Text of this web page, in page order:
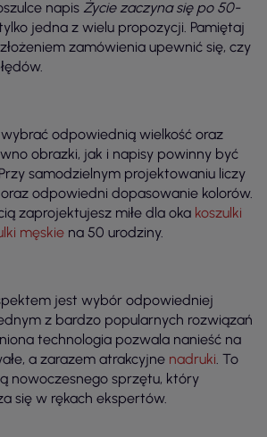
napis Życie zaczyna się po 50-
jedna z wielu propozycji. Pamiętaj
zamówienia upewnić się, czy
odpowiednią wielkość oraz
obrazki, jak i napisy powinny być
samodzielnym projektowaniu liczy
oraz odpowiedni dopasowanie kolorów.
zaprojektujesz miłe dla oka koszulki
męskie na 50 urodziny.
jest wybór odpowiedniej
z bardzo popularnych rozwiązań
technologia pozwala nanieść na
a zarazem atrakcyjne nadruki. To
nowoczesnego sprzętu, który
się w rękach ekspertów.